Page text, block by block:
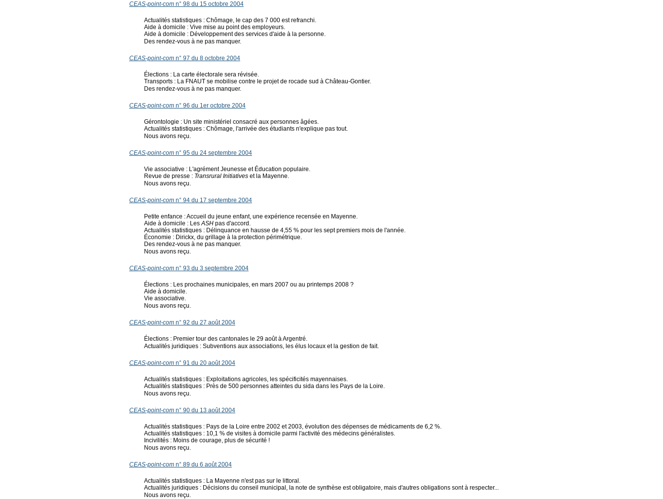
CEAS-point-comn° 98 du 15 octobre 2004
Actualités statistiques : Chômage, le cap des 7 000 est refranchi.
Aide à domicile : Vive mise au point des employeurs.
Aide à domicile : Développement des services d'aide à la personne.
Des rendez-vous à ne pas manquer.
CEAS-point-comn° 97 du 8 octobre 2004
Élections : La carte électorale sera révisée.
Transports : La FNAUT se mobilise contre le projet de rocade sud à Château-Gontier.
Des rendez-vous à ne pas manquer.
CEAS-point-comn° 96 du 1er octobre 2004
Gérontologie : Un site ministériel consacré aux personnes âgées.
Actualités statistiques : Chômage, l'arrivée des étudiants n'explique pas tout.
Nous avons reçu.
CEAS-point-comn° 95 du 24 septembre 2004
Vie associative : L'agrément Jeunesse et Éducation populaire.
Revue de presse : Transrural Initiativeset la Mayenne.
Nous avons reçu.
CEAS-point-comn° 94 du 17 septembre 2004
Petite enfance : Accueil du jeune enfant, une expérience recensée en Mayenne.
Aide à domicile : LesASHpas d'accord.
Actualités statistiques : Délinquance en hausse de 4,55 % pour les sept premiers mois de l'année.
Économie : Dirickx, du grillage à la protection périmétrique.
Des rendez-vous à ne pas manquer.
Nous avons reçu.
CEAS-point-comn° 93 du 3 septembre 2004
Élections : Les prochaines municipales, en mars 2007 ou au printemps 2008 ?
Aide à domicile.
Vie associative.
Nous avons reçu.
CEAS-point-comn° 92 du 27 août 2004
Élections : Premier tour des cantonales le 29 août à Argentré.
Actualités juridiques : Subventions aux associations, les élus locaux et la gestion de fait.
CEAS-point-comn° 91 du 20 août 2004
Actualités statistiques : Exploitations agricoles, les spécificités mayennaises.
Actualités statistiques : Près de 500 personnes atteintes du sida dans les Pays de la Loire.
Nous avons reçu.
CEAS-point-comn° 90 du 13 août 2004
Actualités statistiques : Pays de la Loire entre 2002 et 2003, évolution des dépenses de médicaments de 6,2 %.
Actualités statistiques : 10,1 % de visites à domicile parmi l'activité des médecins généralistes.
Incivilités : Moins de courage, plus de sécurité !
Nous avons reçu.
CEAS-point-comn° 89 du 6 août 2004
Actualités statistiques : La Mayenne n'est pas sur le littoral.
Actualités juridiques : Décisions du conseil municipal, la note de synthèse est obligatoire, mais d'autres obligations sont à respecter...
Nous avons reçu.